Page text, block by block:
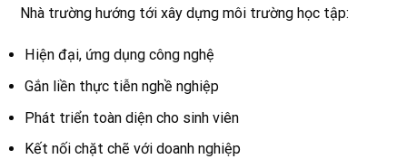
Nhà trường hướng tới xây dựng môi trường học tập:
Hiện đại, ứng dụng công nghệ
Gắn liền thực tiễn nghề nghiệp
Phát triển toàn diện cho sinh viên
Kết nối chặt chẽ với doanh nghiệp